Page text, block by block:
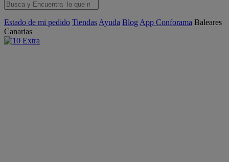
Estado de mi pedido Tiendas Ayuda Blog App Conforama Baleares
Canarias